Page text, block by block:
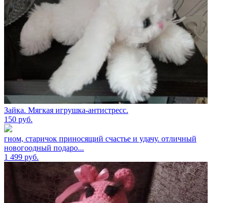
Зайка. Мягкая игрушка-антистресс.
150 руб.
гном, старичок приносящий счастье и удачу. отличный
новогоодный подаро...
1 499 руб.